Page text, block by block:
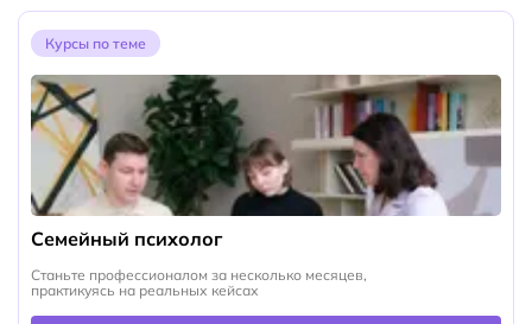
Курсы по теме
Семейный психолог
Станьте профессионалом за несколько месяцев,
практикуясь на реальных кейсах